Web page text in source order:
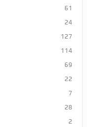
61
24
127
114
69
22
7
28
2